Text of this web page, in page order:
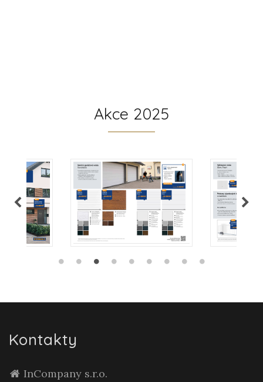
Akce 2025
Kontakty
InCompany s.r.o.